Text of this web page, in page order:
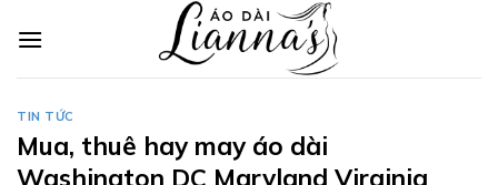
TIN TỨC
Mua, thuê hay may áo dài
Washington DC Maryland Virginia